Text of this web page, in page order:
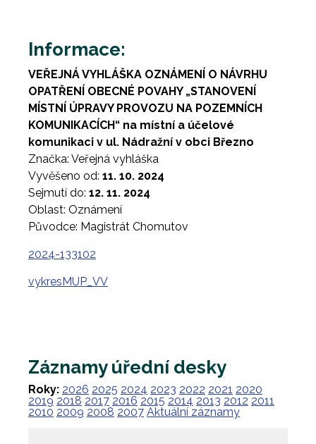
Informace:
VEŘEJNÁ VYHLÁŠKA OZNÁMENÍ O NÁVRHU
OPATŘENÍ OBECNÉ POVAHY „STANOVENÍ
MÍSTNÍ ÚPRAVY PROVOZU NA POZEMNÍCH
KOMUNIKACÍCH“ na místní a účelové
komunikaci v ul. Nádražní v obci Březno
Značka: Veřejná vyhláška
Vyvěšeno od: 11. 10. 2024
Sejmutí do: 12. 11. 2024
Oblast: Oznámení
Původce: Magistrát Chomutov
2024-133102
vykresMUP_VV
Záznamy úřední desky
Roky: 2026 2025 2024 2023 2022 2021 2020
2019 2018 2017 2016 2015 2014 2013 2012 2011
2010 2009 2008 2007 Aktuální záznamy